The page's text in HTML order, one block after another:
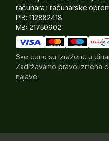
računara i računarske
PIB: 112882418
MB: 21759902
Sve cene su izražene u
Zadržavamo pravo izmena
najave.